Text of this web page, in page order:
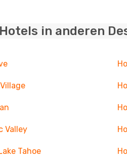
in anderen
Valley
Tahoe